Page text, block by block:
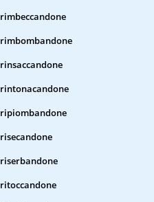
rimbeccandone
rimbombandone
rinsaccandone
rintonacandone
ripiombandone
risecandone
riserbandone
ritoccandone